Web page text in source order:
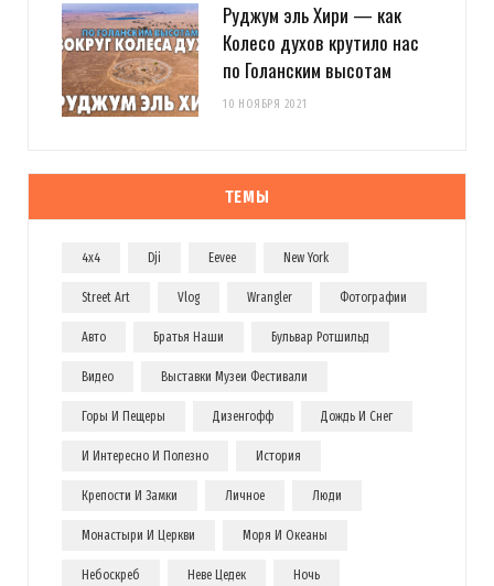
Руджум эль Хири — как
Колесо духов крутило нас
по Голанским высотам
10 НОЯБРЯ 2021
ТЕМЫ
4x4 Dji Eevee New York
Street Art Vlog Wrangler Фотографии
Авто Братья Наши Бульвар Ротшильд
Видео Выставки Музеи Фестивали
Горы И Пещеры Дизенгофф Дождь И Снег
И Интересно И Полезно История
Крепости И Замки Личное Люди
Монастыри И Церкви Моря И Океаны
Небоскреб Неве Цедек Ночь